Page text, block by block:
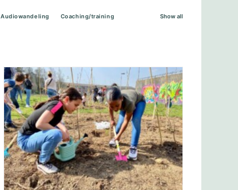
Show all
Audiowandeling Coaching/training
Ga samen met je school, vereniging, wijk,
bedrijf of organisatie aan de slag met je
eigen bomenkraamkamer!